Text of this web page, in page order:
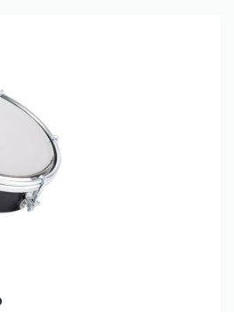
if you really want to win a huge